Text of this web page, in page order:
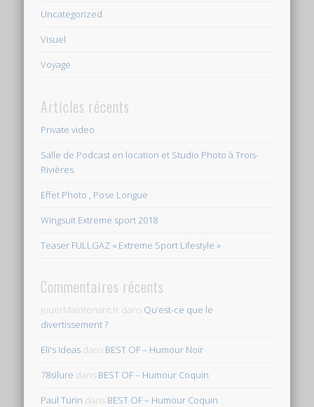
Uncategorized
Visuel
Voyage
Articles récents
Private video
Salle de Podcast en location et Studio Photo à Trois-
Rivières
Effet Photo , Pose Longue
Wingsuit Extreme sport 2018
Teaser FULLGAZ « Extreme Sport Lifestyle »
Commentaires récents
JouerMaintenant.fr dans Qu’est-ce que le
divertissement ?
Eli's Ideas dans BEST OF – Humour Noir
78silure dans BEST OF – Humour Coquin
Paul Turin dans BEST OF – Humour Coquin